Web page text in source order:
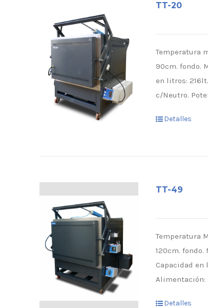
TT-20
Temperatura
90cm. fondo.
en litros:
c/Neutro.
Detalles
TT-49
Temperatura
120cm. fondo.
Capacidad en
Alimentación:
Detalles